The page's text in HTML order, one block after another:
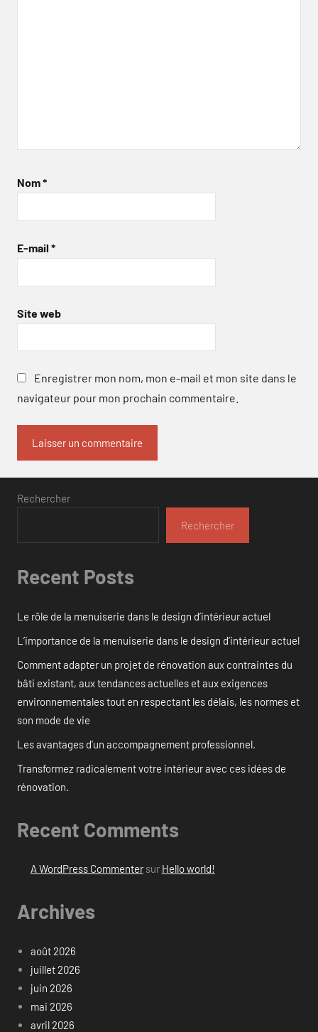
Nom*
E-mail *
Site web
Enregistrer mon nom, mon e-mail et mon site dans le
navigateur pour mon prochain commentaire.
Rechercher
Rechercher
Recent Posts
Le rôle de la menuiserie dans le design d’intérieur actuel
L’importance de la menuiserie dans le design d’intérieur actuel
Comment adapter un projet de rénovation aux contraintes du
bâti existant, aux tendances actuelles et aux exigences
environnementales tout en respectant les délais, les normes et
son mode de vie
Les avantages d’un accompagnement professionnel.
Transformez radicalement votre intérieur avec ces idées de
rénovation.
Recent Comments
A WordPress Commentersur Hello world!
Archives
août 2026
juillet 2026
juin 2026
mai 2026
avril 2026